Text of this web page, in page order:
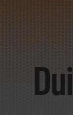
Direct
door
content